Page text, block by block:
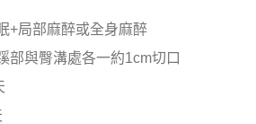
+局部麻醉或全身麻醉
部與臀溝處各一約1cm切口